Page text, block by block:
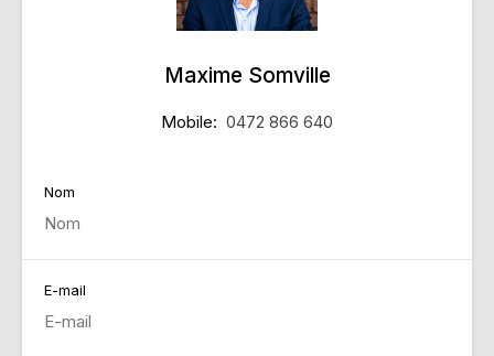
Maxime Somville
Mobile: 0472 866 640
Nom
E-mail